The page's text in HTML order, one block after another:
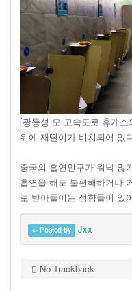
[광동성 모 고속도로 휴게
위에 재떨이가 비치되어 있
중국의 흡연인구가 워낙 많
흡연을 해도 불편해하거나
로 받아들이는 성향들이 있
Posted by Jxx
No Trackback